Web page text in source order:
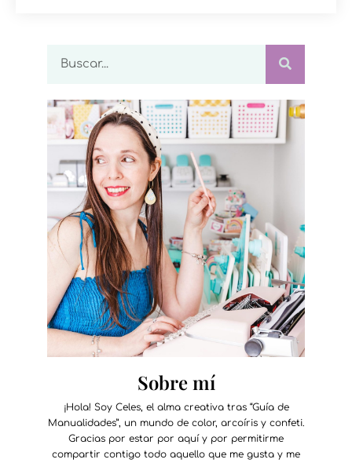
Sobre mí
¡Hola! Soy Celes, el alma creativa tras “Guía de
Manualidades”, un mundo de color, arcoíris y confeti.
Gracias por estar por aquí y por permitirme
compartir contigo todo aquello que me gusta y me